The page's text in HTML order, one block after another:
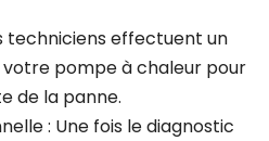
techniciens effectuent un
pompe à chaleur pour
de la panne.
: Une fois le diagnostic